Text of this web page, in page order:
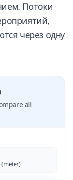
Потоки
через одну
all
(meter)